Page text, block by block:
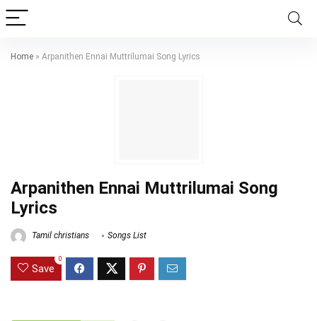
Home » Arpanithen Ennai Muttrilumai Song Lyrics
Arpanithen Ennai Muttrilumai Song
Lyrics
Tamil christians Songs List
Save
0